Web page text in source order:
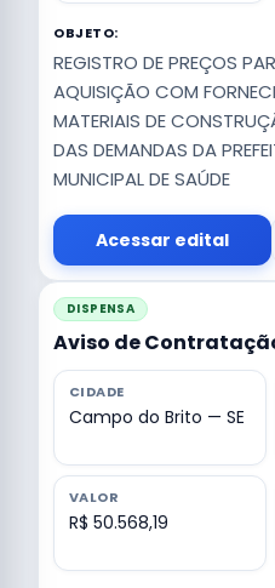
OBJETO:
REGISTRO DE PREÇOS
AQUISIÇÃO COM
MATERIAIS DE
DAS DEMANDAS DA
MUNICIPAL DE SAÚDE
Acessar edital
DISPENSA
Aviso de
CIDADE
Campo do Brito — SE
VALOR
R$ 50.568,19